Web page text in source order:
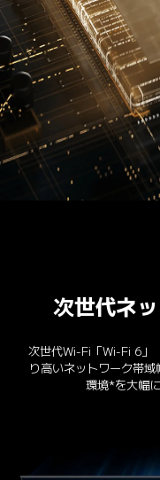
次世代ネ
次世代Wi-Fi「Wi-Fi 6」
り高いネットワーク帯
環境*を大幅